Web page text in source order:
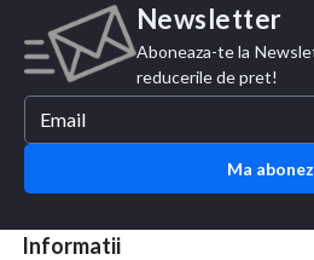
Newsletter
Aboneaza-te la
reducerile de pret!
Ma abonez
Informatii